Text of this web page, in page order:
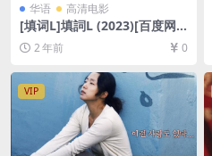
华语 高清电影
[填词L]填詞L (2023)[百度网
盘+夸克网盘1080P超清未删
减资源][网盘在线播放/下载]
[MP4/2.7GB][粤语中字]
2 年前 0
VIP